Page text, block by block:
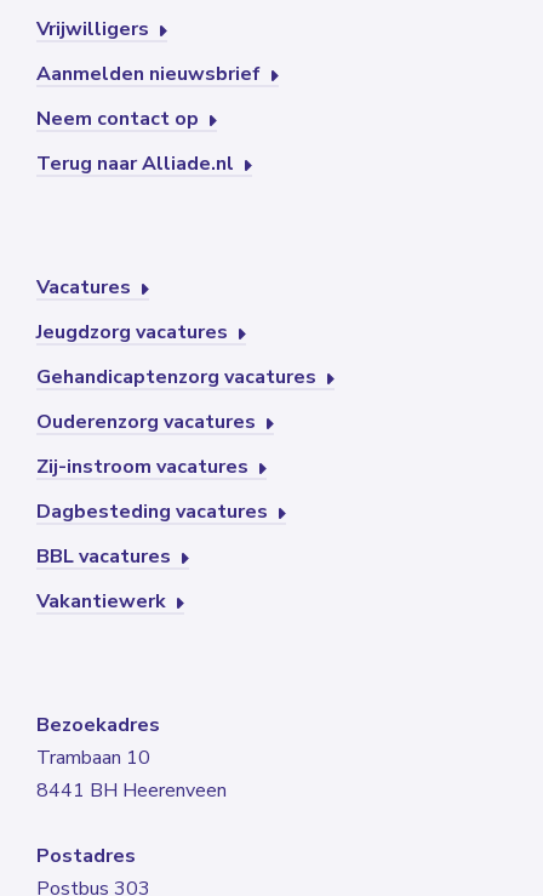
Vrijwilligers
Aanmelden nieuwsbrief
Neem contact op
Terug naar Alliade.nl
Vacatures
Jeugdzorg vacatures
Gehandicaptenzorg vacatures
Ouderenzorg vacatures
Zij-instroom vacatures
Dagbesteding vacatures
BBL vacatures
Vakantiewerk
Bezoekadres
Trambaan 10
8441 BH Heerenveen
Postadres
Postbus 303